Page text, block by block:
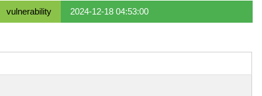
vulnerability 2024-12-18 04:53:00